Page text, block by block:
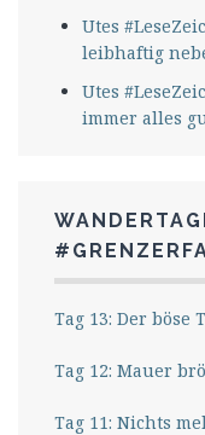
Utes
leibhaftig
Utes
immer alles
Tag 13: Der böse
Tag 12: Mauer
Tag 11: Nichts